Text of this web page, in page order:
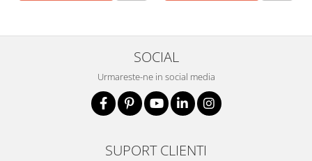
Masini de gaurit si insurubat
Masini de slefuit si rindeluit
Polizoare unghiulare
SOCIAL
Urmareste-ne in social media
SUPORT CLIENTI